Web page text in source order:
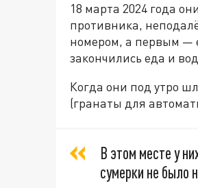
18 марта 2024 года
противника,
номером, а первым —
закончились еда и
Когда они под утро
(гранаты для
В этом месте у
сумерки не было